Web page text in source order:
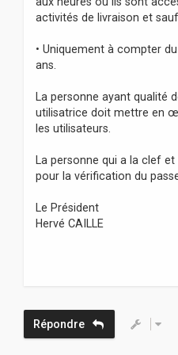
activités de livraison et
• Uniquement à compter
ans.
La personne ayant qualité
utilisatrice doit mettre en
les utilisateurs.
La personne qui a la clef
pour la vérification du
Le Président
Hervé CAILLE
Répondre